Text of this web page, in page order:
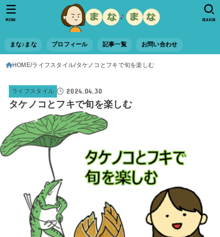
まな♪まな プロフィール 記事一覧 お問い合わせ
SEARCH
MENU
HOME ライフスタイル タケノコとフキで旬を楽しむ
ライフスタイル 2024.04.30
タケノコとフキで旬を楽しむ